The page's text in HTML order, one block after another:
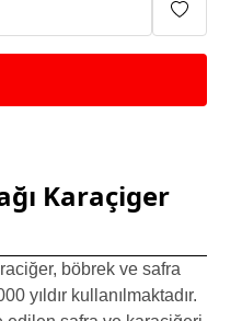
Karaçiger
böbrek ve safra
yıldır kullanılmaktadır.